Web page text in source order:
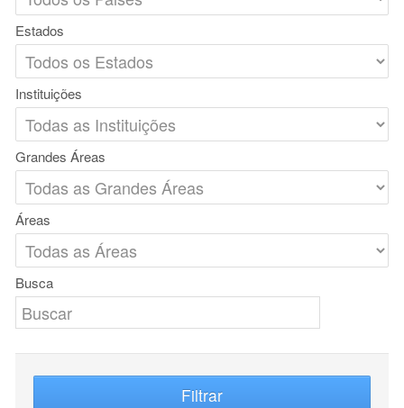
Estados
Instituições
Grandes Áreas
Áreas
Busca
Filtrar